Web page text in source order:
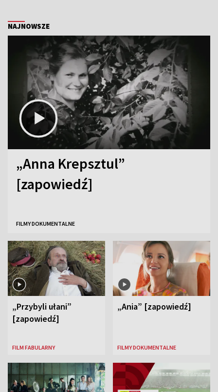
NAJNOWSZE
„Anna Krepsztul”
[zapowiedź]
FILMY DOKUMENTALNE
„Przybyli ułani”
[zapowiedź]
FILM FABULARNY
„Ania” [zapowiedź]
FILMY DOKUMENTALNE